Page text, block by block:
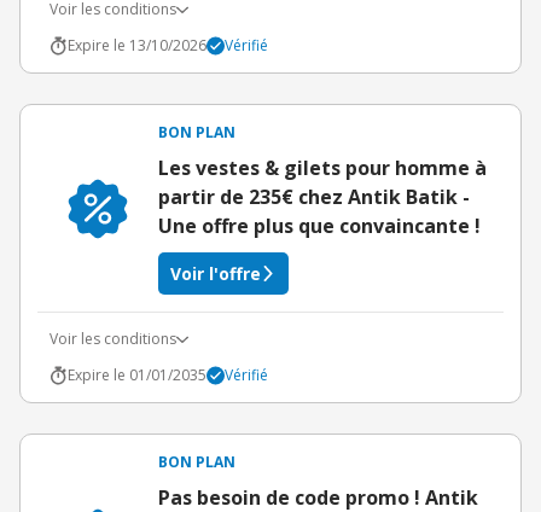
Voir les conditions
Expire le 13/10/2026
Vérifié
BON PLAN
Les vestes & gilets pour homme à
partir de 235€ chez Antik Batik -
Une offre plus que convaincante !
Voir l'offre
Voir les conditions
Expire le 01/01/2035
Vérifié
BON PLAN
Pas besoin de code promo ! Antik